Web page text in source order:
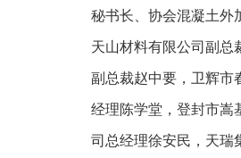
秘书长、协会混凝土外
天山材料有限公司副总
副总裁赵中要，卫辉市
经理陈学堂，登封市嵩
司总经理徐安民，天瑞